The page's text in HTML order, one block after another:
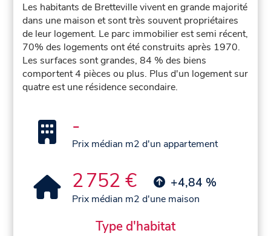
Les habitants de Bretteville vivent en grande majorité
dans une maison et sont très souvent propriétaires
de leur logement. Le parc immobilier est semi récent,
70% des logements ont été construits après 1970.
Les surfaces sont grandes, 84 % des biens
comportent 4 pièces ou plus. Plus d'un logement sur
quatre est une résidence secondaire.
-
Prix médian m2 d'un appartement
2 752 € +4,84 %
Prix médian m2 d'une maison
Type d'habitat